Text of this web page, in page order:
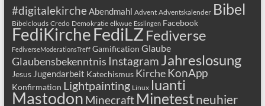
#digitalekircheAbendmahl Advent Adventskalender Bibel
Bibelclouds Credo Demokratie elkwue Esslingen Facebook
FediKircheFediLZ Fediverse
FediverseModerationsTreff Gamification Glaube
Glaubensbekenntnis Instagram Jahreslosung
Jesus Jugendarbeit Katechismus KircheKonApp
Konfirmation Lightpainting Linux luanti
Mastodon Minecraft Minetestneuhier